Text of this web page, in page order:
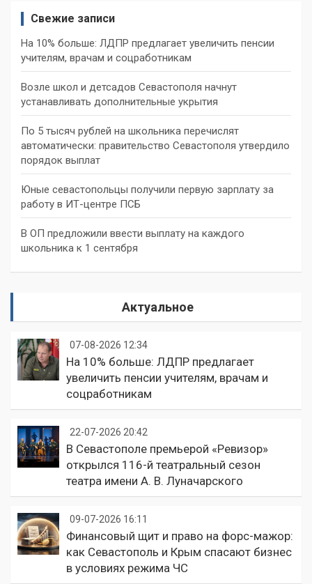
Свежие записи
На 10% больше: ЛДПР предлагает увеличить пенсии
учителям, врачам и соцработникам
Возле школ и детсадов Севастополя начнут
устанавливать дополнительные укрытия
По 5 тысяч рублей на школьника перечислят
автоматически: правительство Севастополя утвердило
порядок выплат
Юные севастопольцы получили первую зарплату за
работу в ИТ-центре ПСБ
В ОП предложили ввести выплату на каждого
школьника к 1 сентября
Актуальное
07-08-2026 12:34
На 10% больше: ЛДПР предлагает
увеличить пенсии учителям, врачам и
соцработникам
22-07-2026 20:42
В Севастополе премьерой «Ревизор»
открылся 116-й театральный сезон
театра имени А. В. Луначарского
09-07-2026 16:11
Финансовый щит и право на форс-мажор:
как Севастополь и Крым спасают бизнес
в условиях режима ЧС